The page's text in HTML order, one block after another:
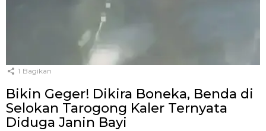
1 Bagikan
Bikin Geger! Dikira Boneka, Benda di
Selokan Tarogong Kaler Ternyata
Diduga Janin Bayi